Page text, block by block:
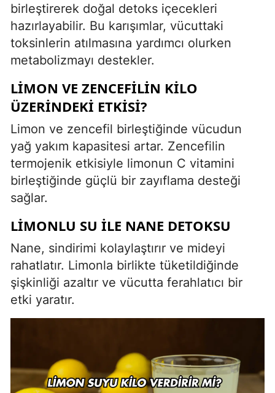
birleştirerek doğal detoks içecekleri
hazırlayabilir. Bu karışımlar, vücuttaki
toksinlerin atılmasına yardımcı olurken
metabolizmayı destekler.
LIMON VE ZENCEFILIN KILO
ÜZERINDEKI ETKISI?
Limon ve zencefil birleştiğinde vücudun
yağ yakım kapasitesi artar. Zencefilin
termojenik etkisiyle limonun C vitamini
birleştiğinde güçlü bir zayıflama desteği
sağlar.
LIMONLU SU ILE NANE DETOKSU
Nane, sindirimi kolaylaştırır ve mideyi
rahatlatır. Limonla birlikte tüketildiğinde
şişkinliği azaltır ve vücutta ferahlatıcı bir
etki yaratır.